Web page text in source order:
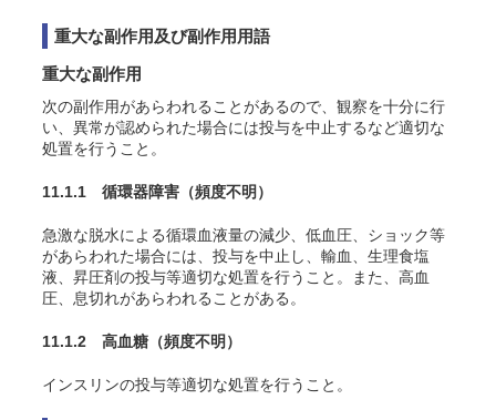
重大な副作用及び副作用用語
重大な副作用
次の副作用があらわれることがあるので、観察を十分に行
い、異常が認められた場合には投与を中止するなど適切な
処置を行うこと。
11.1.1 循環器障害（頻度不明）
急激な脱水による循環血液量の減少、低血圧、ショック等
があらわれた場合には、投与を中止し、輸血、生理食塩
液、昇圧剤の投与等適切な処置を行うこと。また、高血
圧、息切れがあらわれることがある。
11.1.2 高血糖（頻度不明）
インスリンの投与等適切な処置を行うこと。